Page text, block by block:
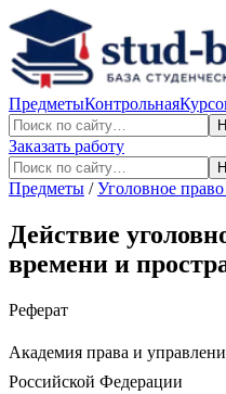
ПредметыКонтрольная
Заказать работу
Предметы /Уголовное
Действие
времени и
Реферат
Академия права и
Российской Федерации